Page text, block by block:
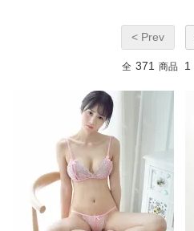
< Prev
全 371 商品 1